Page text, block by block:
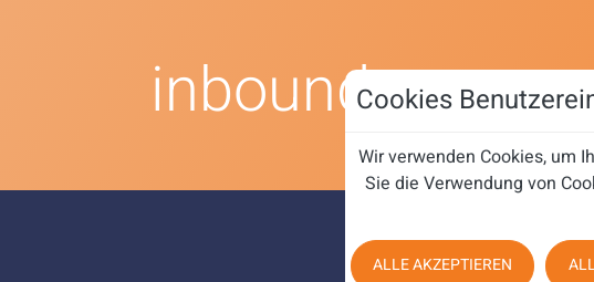
inboundCookies
Wir verwenden Cookies, um
Sie die Verwendung von
ALLE AKZEPTIEREN